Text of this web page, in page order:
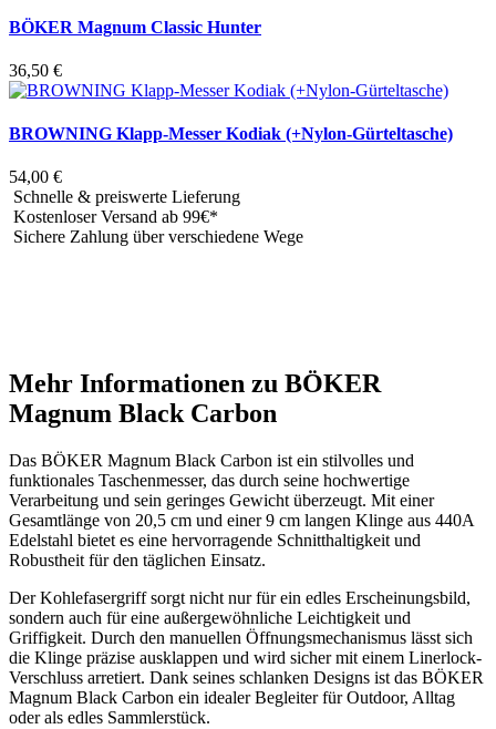
BÖKER Magnum Classic Hunter
36,50 €
BROWNING Klapp-Messer Kodiak (+Nylon-Gürteltasche)
54,00 €
Schnelle & preiswerte Lieferung
Kostenloser Versand ab 99€*
Sichere Zahlung über verschiedene Wege
Mehr Informationen zu BÖKER
Magnum Black Carbon
Das BÖKER Magnum Black Carbon ist ein stilvolles und
funktionales Taschenmesser, das durch seine hochwertige
Verarbeitung und sein geringes Gewicht überzeugt. Mit einer
Gesamtlänge von 20,5 cm und einer 9 cm langen Klinge aus 440A
Edelstahl bietet es eine hervorragende Schnitthaltigkeit und
Robustheit für den täglichen Einsatz.
Der Kohlefasergriff sorgt nicht nur für ein edles Erscheinungsbild,
sondern auch für eine außergewöhnliche Leichtigkeit und
Griffigkeit. Durch den manuellen Öffnungsmechanismus lässt sich
die Klinge präzise ausklappen und wird sicher mit einem Linerlock-
Verschluss arretiert. Dank seines schlanken Designs ist das BÖKER
Magnum Black Carbon ein idealer Begleiter für Outdoor, Alltag
oder als edles Sammlerstück.